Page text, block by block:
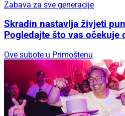
Zabava za sve generacije
Skradin nastavlja živjeti
Pogledajte što vas očekuje
Ove subote u Primoštenu